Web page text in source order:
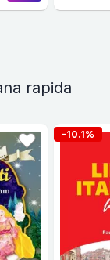
rapida
-10.1%